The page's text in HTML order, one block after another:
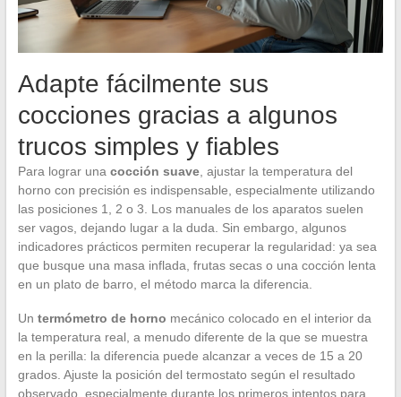
Adapte fácilmente sus
cocciones gracias a algunos
trucos simples y fiables
Para lograr una cocción suave, ajustar la temperatura del
horno con precisión es indispensable, especialmente utilizando
las posiciones 1, 2 o 3. Los manuales de los aparatos suelen
ser vagos, dejando lugar a la duda. Sin embargo, algunos
indicadores prácticos permiten recuperar la regularidad: ya sea
que busque una masa inflada, frutas secas o una cocción lenta
en un plato de barro, el método marca la diferencia.
Un termómetro de horno mecánico colocado en el interior da
la temperatura real, a menudo diferente de la que se muestra
en la perilla: la diferencia puede alcanzar a veces de 15 a 20
grados. Ajuste la posición del termostato según el resultado
observado, especialmente durante los primeros intentos para